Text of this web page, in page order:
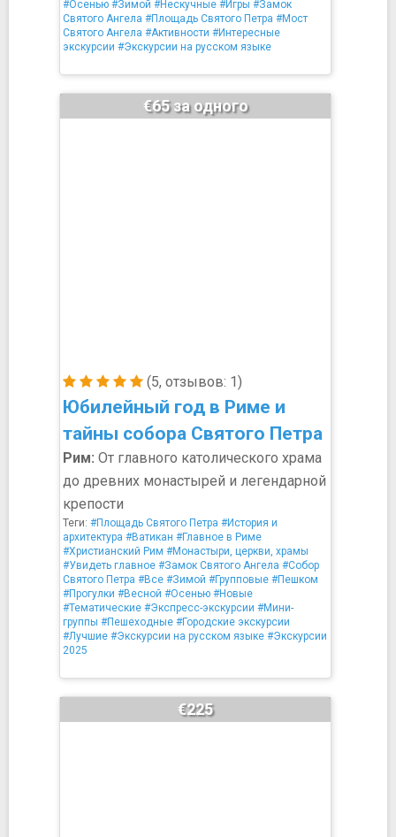
#Осенью #Зимой #Нескучные #Игры #Замок
Святого Ангела #Площадь Святого Петра #Мост
Святого Ангела #Активности #Интересные
экскурсии #Экскурсии на русском языке
(5, отзывов: 1)
Юбилейный год в Риме и
тайны собора Святого Петра
€65 за одного
Рим: От главного католического храма
до древних монастырей и легендарной
крепости
Теги: #Площадь Святого Петра #История и
архитектура #Ватикан #Главное в Риме
#Христианский Рим #Монастыри, церкви, храмы
#Увидеть главное #Замок Святого Ангела #Собор
Святого Петра #Все #Зимой #Групповые #Пешком
#Прогулки #Весной #Осенью #Новые
#Тематические #Экспресс-экскурсии #Мини-
группы #Пешеходные #Городские экскурсии
#Лучшие #Экскурсии на русском языке #Экскурсии
2025
€225